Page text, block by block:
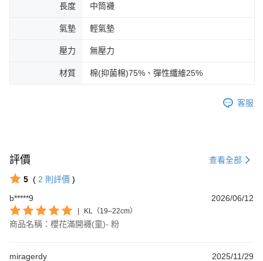
長度 中筒襪
氣墊 輕氣墊
壓力 無壓力
材質 棉(抑菌棉)75%、彈性纖維25%
客服
評價 查看全部
5 ( 2 則評價 )
b*****9
2026/06/12
KL（19–22cm）
商品名稱：櫻花滿開襪(童)- 粉
miragerdy 2025/11/29